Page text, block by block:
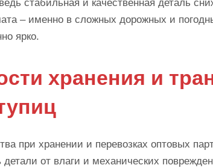
стабильная и качественная деталь
– именно в сложных дорожных и
ярко.
хранения и
при хранении и перевозках оптовых
от влаги и механических